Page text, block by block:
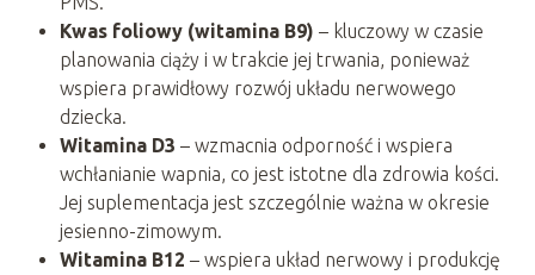
Kwas foliowy (witamina B9) – kluczowy w czasie
planowania ciąży i w trakcie jej trwania, ponieważ
wspiera prawidłowy rozwój układu nerwowego
dziecka.
Witamina D3 – wzmacnia odporność i wspiera
wchłanianie wapnia, co jest istotne dla zdrowia kości.
Jej suplementacja jest szczególnie ważna w okresie
jesienno-zimowym.
Witamina B12 – wspiera układ nerwowy i produkcję